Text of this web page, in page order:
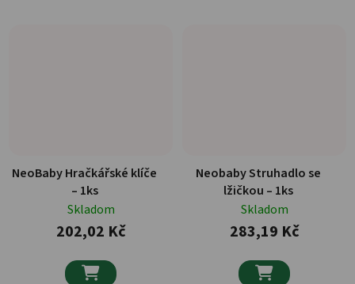
NeoBaby Hračkářské klíče
– 1ks
Skladom
202,02 Kč

Neobaby Struhadlo se
lžičkou – 1ks
Skladom
283,19 Kč
